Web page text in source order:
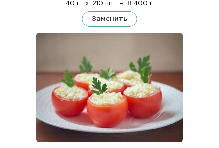
40 г. x 210 шт. = 8 400 г.
Заменить